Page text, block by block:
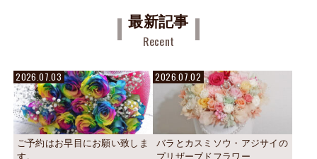
最新記事
Recent
2026.07.03
ご予約はお早目にお願い致しま
す。
2026.07.02
バラとカスミソウ・アジサイの
プリザーブドフラワー